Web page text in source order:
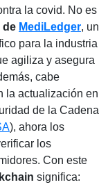
la covid. No es
de MediLedger, un
para la industria
agiliza y asegura
cabe
la actualización en
de la Cadena
), ahora los
los
Con este
significa: